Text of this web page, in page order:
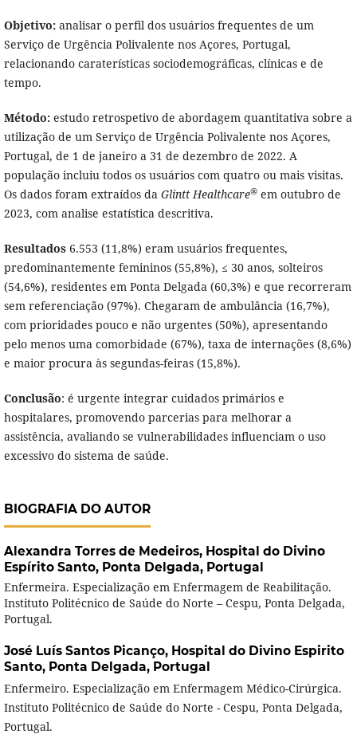
Objetivo:analisar o perfil dos usuários frequentes de um
Serviço de Urgência Polivalente nos Açores, Portugal,
relacionando caraterísticas sociodemográficas, clínicas e de
tempo.
Método: estudo retrospetivo de abordagem quantitativa sobre a
utilização de um Serviço de Urgência Polivalente nos Açores,
Portugal, de 1 de janeiro a 31 de dezembro de 2022. A
população incluiu todos os usuários com quatro ou mais visitas.
Os dados foram extraídos da Glintt Healthcare®em outubro de
2023, com analise estatística descritiva.
Resultados6.553 (11,8%) eram usuários frequentes,
predominantemente femininos (55,8%), ≤ 30 anos, solteiros
(54,6%), residentes em Ponta Delgada (60,3%) e que recorreram
sem referenciação (97%). Chegaram de ambulância (16,7%),
com prioridades pouco e não urgentes (50%), apresentando
pelo menos uma comorbidade (67%), taxa de internações (8,6%)
e maior procura às segundas-feiras (15,8%).
Conclusão: é urgente integrar cuidados primários e
hospitalares, promovendo parcerias para melhorar a
assistência, avaliando se vulnerabilidades influenciam o uso
excessivo do sistema de saúde.
BIOGRAFIA DO AUTOR
Alexandra Torres de Medeiros, Hospital do Divino
Espírito Santo, Ponta Delgada, Portugal
Enfermeira. Especialização em Enfermagem de Reabilitação.
Instituto Politécnico de Saúde do Norte – Cespu, Ponta Delgada,
Portugal.
José Luís Santos Picanço, Hospital do Divino Espirito
Santo, Ponta Delgada, Portugal
Enfermeiro. Especialização em Enfermagem Médico-Cirúrgica.
Instituto Politécnico de Saúde do Norte - Cespu, Ponta Delgada,
Portugal.